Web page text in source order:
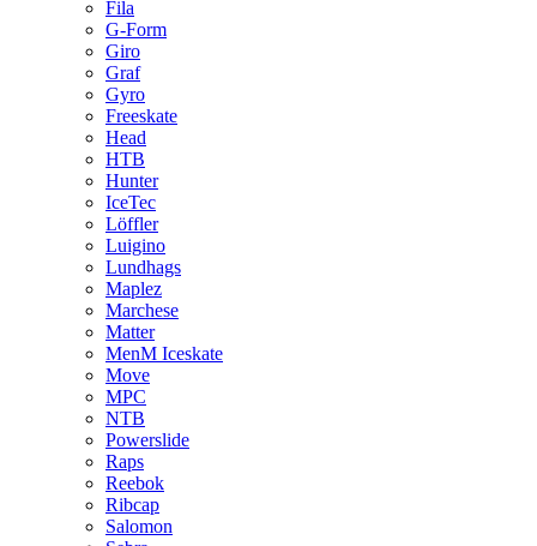
Fila
G-Form
Giro
Graf
Gyro
Freeskate
Head
HTB
Hunter
IceTec
Löffler
Luigino
Lundhags
Maplez
Marchese
Matter
MenM Iceskate
Move
MPC
NTB
Powerslide
Raps
Reebok
Ribcap
Salomon